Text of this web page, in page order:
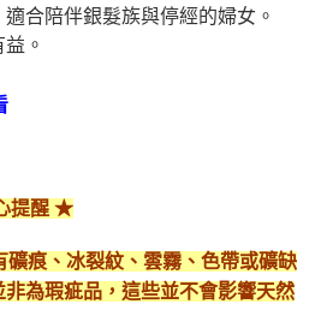
適合陪伴銀髮族與停經的婦女。
。
提醒 ★
礦痕、冰裂紋、雲霧、色帶或礦缺
為瑕疵品，這些並不會影響天然